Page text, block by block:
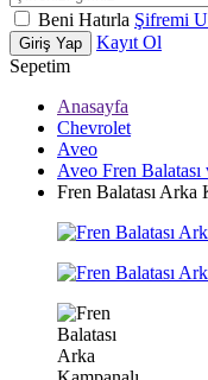
Beni Hatırla Şifremi
Giriş Yap
Kayıt Ol
Sepetim
Anasayfa
Chevrolet
Aveo
Aveo Fren
Fren Balatası Arka